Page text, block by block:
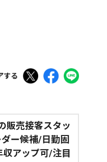
する
販売接客スタッ
ダー候補/日勤固
アップ可/注目